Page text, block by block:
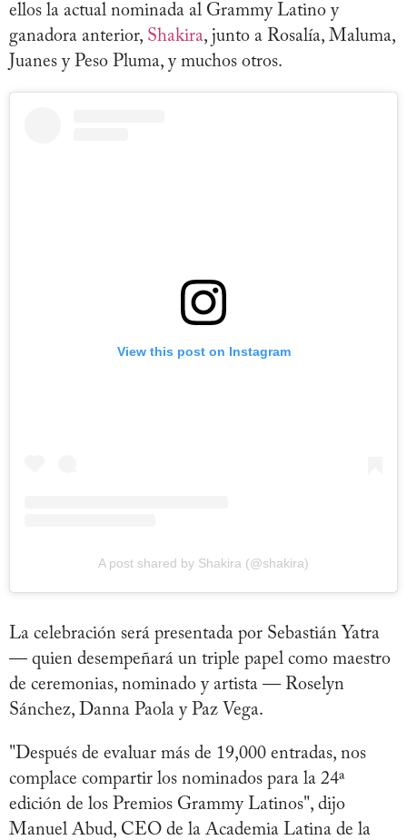
ellos la actual nominada al Grammy Latino y
ganadora anterior, Shakira, junto a Rosalía, Maluma,
Juanes y Peso Pluma, y muchos otros.
View this post on Instagram
A post shared by Shakira (@shakira)
La celebración será presentada por Sebastián Yatra
— quien desempeñará un triple papel como maestro
de ceremonias, nominado y artista — Roselyn
Sánchez, Danna Paola y Paz Vega.
"Después de evaluar más de 19,000 entradas, nos
complace compartir los nominados para la 24ª
edición de los Premios Grammy Latinos", dijo
Manuel Abud, CEO de la Academia Latina de la